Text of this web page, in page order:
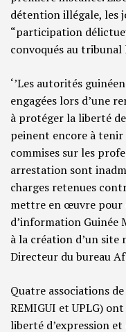
détention illégale, les
“participation
convoqués au tribunal
‘’Les autorités
engagées lors d’une
à protéger la liberté
peinent encore à tenir
commises sur les
arrestation sont
charges retenues
mettre en œuvre pour
d’information Guinée
à la création d’un site
Directeur du bureau
Quatre associations de
REMIGUI et UPLG)
liberté d’expression et